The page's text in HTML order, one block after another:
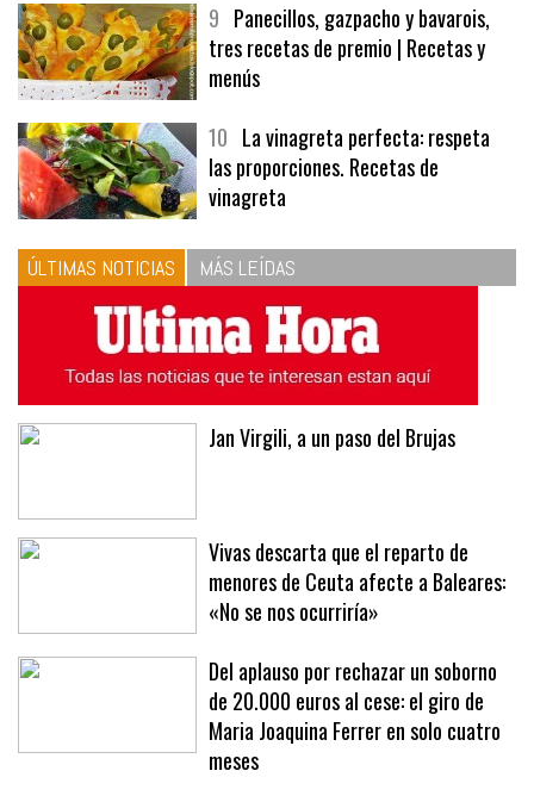
9 Panecillos, gazpacho y bavarois,
tres recetas de premio | Recetas y
menús
10 La vinagreta perfecta: respeta
las proporciones. Recetas de
vinagreta
ÚLTIMAS NOTICIAS MÁS LEÍDAS
Jan Virgili, a un paso del Brujas
Vivas descarta que el reparto de
menores de Ceuta afecte a Baleares:
«No se nos ocurriría»
Del aplauso por rechazar un soborno
de 20.000 euros al cese: el giro de
Maria Joaquina Ferrer en solo cuatro
meses